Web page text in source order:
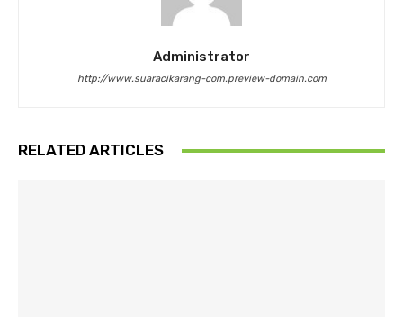
Administrator
http://www.suaracikarang-com.preview-domain.com
RELATED ARTICLES